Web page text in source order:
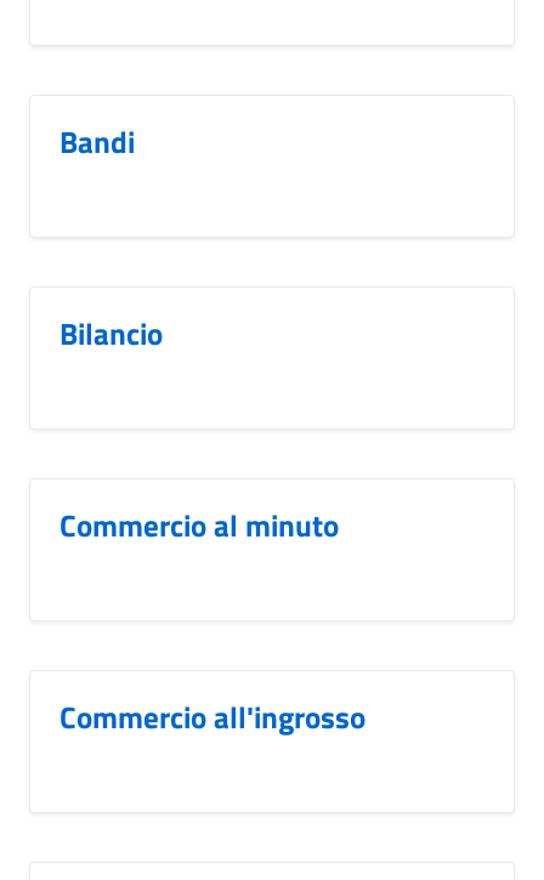
Bandi
Bilancio
Commercio al minuto
Commercio all'ingrosso